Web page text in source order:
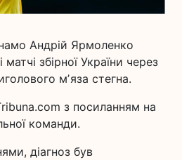
Андрій Ярмоленко
збірної України через
мʼяза стегна.
з посиланням на
команди.
діагноз був